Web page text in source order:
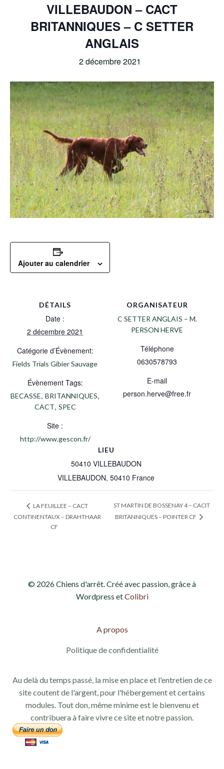
VILLEBAUDON – CACT
BRITANNIQUES – C SETTER
ANGLAIS
2 décembre 2021
Ajouter au calendrier
DÉTAILS
Date :
2 décembre 2021
Catégorie d’Évènement:
Fields Trials Gibier Sauvage
Évènement Tags:
BECASSE, BRITANNIQUES,
CACT, SPEC
Site :
http://www.gescon.fr/
LIEU
50410 VILLEBAUDON
VILLEBAUDON, 50410 France
ORGANISATEUR
C SETTER ANGLAIS – M.
PERSON HERVE
Téléphone
0630578793
E-mail
person.herve@free.fr
LA FEUILLEE – CACT
CONTINENTAUX – DRAHTHAAR
CF
ST MARTIN DE BOSSENAY 4 – CACIT
BRITANNIQUES – POINTER CF
© 2026 Chiens d'arrêt. Créé avec passion, grâce à
Wordpress etColibri
A propos
Politique de confidentialité
Au delà du temps passé, la mise en place et l'entretien de ce
site coutent de l'argent, pour l'hébergement et certains
modules. Tout don, même minime est le bienvenu et
contribuera à faire vivre ce site et notre passion.